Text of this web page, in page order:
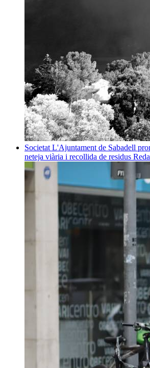
Societat L'Ajuntament de Sabadell
neteja viària i recollida de residus